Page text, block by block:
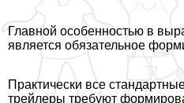
Главной особенностью в
является обязательное
Пpaктически все
трейлеры требуют